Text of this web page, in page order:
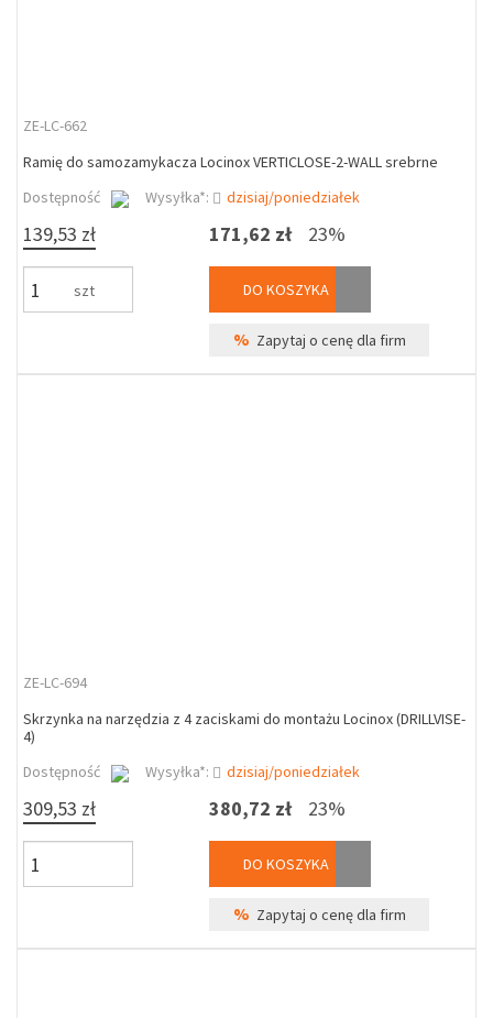
ZE-LC-662
Ramię do samozamykacza Locinox VERTICLOSE-2-WALL srebrne
Dostępność
Wysyłka*: dzisiaj/poniedziałek
139,53 zł
szt
171,62 zł 23%
DO KOSZYKA
% Zapytaj o cenę dla firm
ZE-LC-694
Skrzynka na narzędzia z 4 zaciskami do montażu Locinox (DRILLVISE-
4)
Dostępność
Wysyłka*: dzisiaj/poniedziałek
309,53 zł 380,72 zł 23%
DO KOSZYKA
% Zapytaj o cenę dla firm